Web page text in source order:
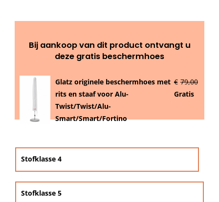
Verlichting
Glatz Vita Collectie
Glatz parasoldoeken
Glatz stofstalen collectie Sampleboeken
Umbrosa en Paraflex parasoldoeken
Onze merken
Bij aankoop van dit product ontvangt u
deze gratis beschermhoes
Glatz originele beschermhoes met
rits en staaf voor Alu-
Twist/Twist/Alu-
Smart/Smart/Fortino
€ 79,00
Gratis
Stofklasse 4
Stofklasse 5